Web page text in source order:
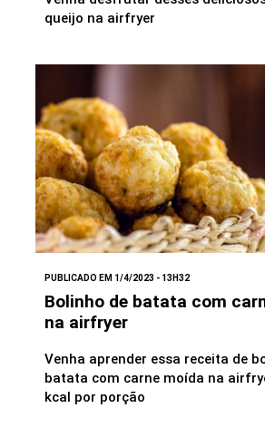
queijo na airfryer
PUBLICADO EM 1/4/2023 - 13H32
Bolinho de batata com
na airfryer
Venha aprender essa receita de
batata com carne moída na
kcal por porção